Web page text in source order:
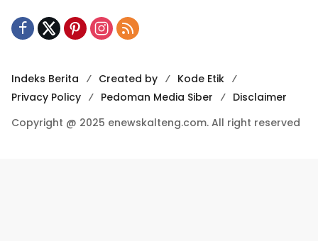
Indeks Berita Created by
Kode Etik
Privacy Policy
Pedoman Media Siber
Disclaimer
Copyright @ 2025 enewskalteng.com. All right reserved